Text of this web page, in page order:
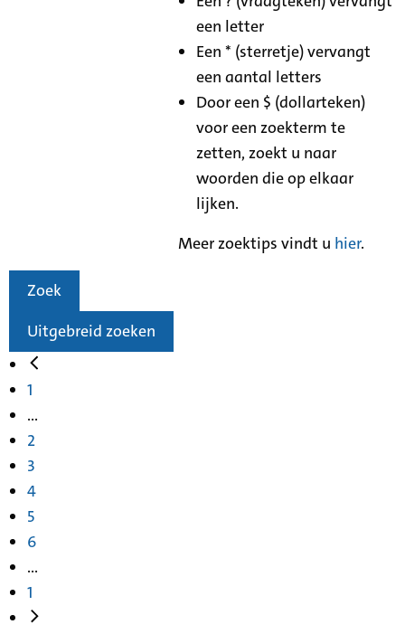
een letter
Een * (sterretje) vervangt
een aantal letters
Door een $ (dollarteken)
voor een zoekterm te
zetten, zoekt u naar
woorden die op elkaar
lijken.
Meer zoektips vindt u hier.
Zoek
Uitgebreid zoeken
1
...
2
3
4
5
6
...
1